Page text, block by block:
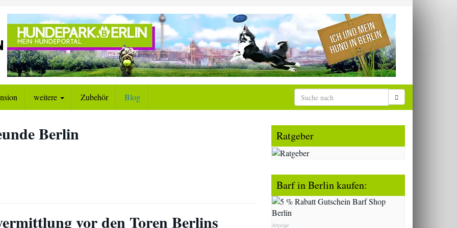
weitere Zubehör Blog
Berlin
vor den Toren Berlins
Ratgeber
Barf in Berlin kaufen:
Anzeige